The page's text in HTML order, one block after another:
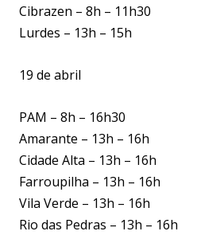
Cibrazen – 8h – 11h30
Lurdes – 13h – 15h
19 de abril
PAM – 8h – 16h30
Amarante – 13h – 16h
Cidade Alta – 13h – 16h
Farroupilha – 13h – 16h
Vila Verde – 13h – 16h
Rio das Pedras – 13h – 16h